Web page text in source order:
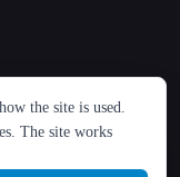
简体中文
the site is used.
The site works